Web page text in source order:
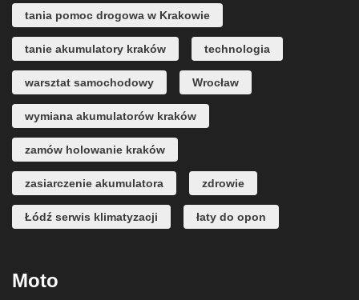
tania pomoc drogowa w Krakowie
tanie akumulatory kraków technologia
warsztat samochodowy Wrocław
wymiana akumulatorów kraków
zamów holowanie kraków
zasiarczenie akumulatora zdrowie
Łódź serwis klimatyzacji łaty do opon
Moto